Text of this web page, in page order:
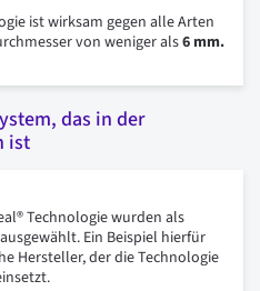
ist wirksam gegen alle Arten
von weniger als6 mm.
das in der
ist
Technologie wurden als
Ein Beispiel hierfür
Hersteller, der die Technologie